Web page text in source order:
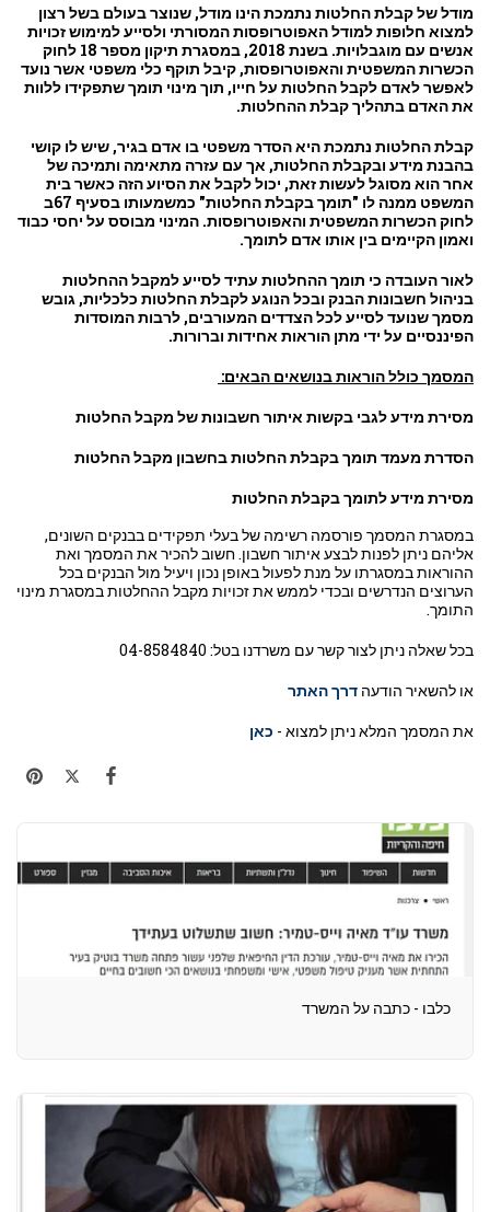
מודל של קבלת החלטות נתמכת הינו מודל, שנוצר בעולם בשל רצון
למצוא חלופות למודל האפוטרופסות המסורתי ולסייע למימוש זכויות
אנשים עם מוגבלויות. בשנת 2018, במסגרת תיקון מספר 18 לחוק
הכשרות המשפטית והאפוטרופסות, קיבל תוקף כלי משפטי אשר נועד
לאפשר לאדם לקבל החלטות על חייו, תוך מינוי תומך שתפקידו ללוות
את האדם בתהליך קבלת ההחלטות.
קבלת החלטות נתמכת היא הסדר משפטי בו אדם בגיר, שיש לו קושי
בהבנת מידע ובקבלת החלטות, אך עם עזרה מתאימה ותמיכה של
אחר הוא מסוגל לעשות זאת, יכול לקבל את הסיוע הזה כאשר בית
המשפט ממנה לו "תומך בקבלת החלטות" כמשמעותו בסעיף 67ב
לחוק הכשרות המשפטית והאפוטרופסות. המינוי מבוסס על יחסי כבוד
ואמון הקיימים בין אותו אדם לתומך.
לאור העובדה כי תומך ההחלטות עתיד לסייע למקבל ההחלטות
בניהול חשבונות הבנק ובכל הנוגע לקבלת החלטות כלכליות, גובש
מסמך שנועד לסייע לכל הצדדים המעורבים, לרבות המוסדות
הפיננסיים על ידי מתן הוראות אחידות וברורות.
המסמך כולל הוראות בנושאים הבאים:
מסירת מידע לגבי בקשות איתור חשבונות של מקבל החלטות
הסדרת מעמד תומך בקבלת החלטות בחשבון מקבל החלטות
מסירת מידע לתומך בקבלת החלטות
במסגרת המסמך פורסמה רשימה של בעלי תפקידים בבנקים השונים,
אליהם ניתן לפנות לבצע איתור חשבון. חשוב להכיר את המסמך ואת
ההוראות במסגרתו על מנת לפעול באופן נכון ויעיל מול הבנקים בכל
הערוצים הנדרשים ובכדי לממש את זכויות מקבל ההחלטות במסגרת מינוי
התומך.
בכל שאלה ניתן לצור קשר עם משרדנו בטל: 04-8584840
או להשאיר הודעה דרך האתר
את המסמך המלא ניתן למצוא - כאן
כלבו - כתבה על המשרד